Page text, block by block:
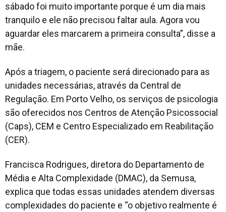
sábado foi muito importante porque é um dia mais
tranquilo e ele não precisou faltar aula. Agora vou
aguardar eles marcarem a primeira consulta”, disse a
mãe.
Após a triagem, o paciente será direcionado para as
unidades necessárias, através da Central de
Regulação. Em Porto Velho, os serviços de psicologia
são oferecidos nos Centros de Atenção Psicossocial
(Caps), CEM e Centro Especializado em Reabilitação
(CER).
Francisca Rodrigues, diretora do Departamento de
Média e Alta Complexidade (DMAC), da Semusa,
explica que todas essas unidades atendem diversas
complexidades do paciente e “o objetivo realmente é